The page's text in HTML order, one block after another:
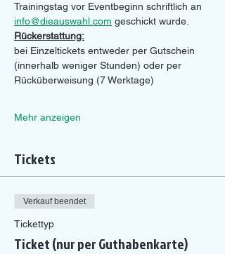
Trainingstag vor Eventbeginn schriftlich an
info@dieauswahl.com geschickt wurde.
Rückerstattung:
bei Einzeltickets entweder per Gutschein
(innerhalb weniger Stunden) oder per
Rücküberweisung (7 Werktage)
Mehr anzeigen
Tickets
Verkauf beendet
Tickettyp
Ticket (nur per Guthabenkarte)